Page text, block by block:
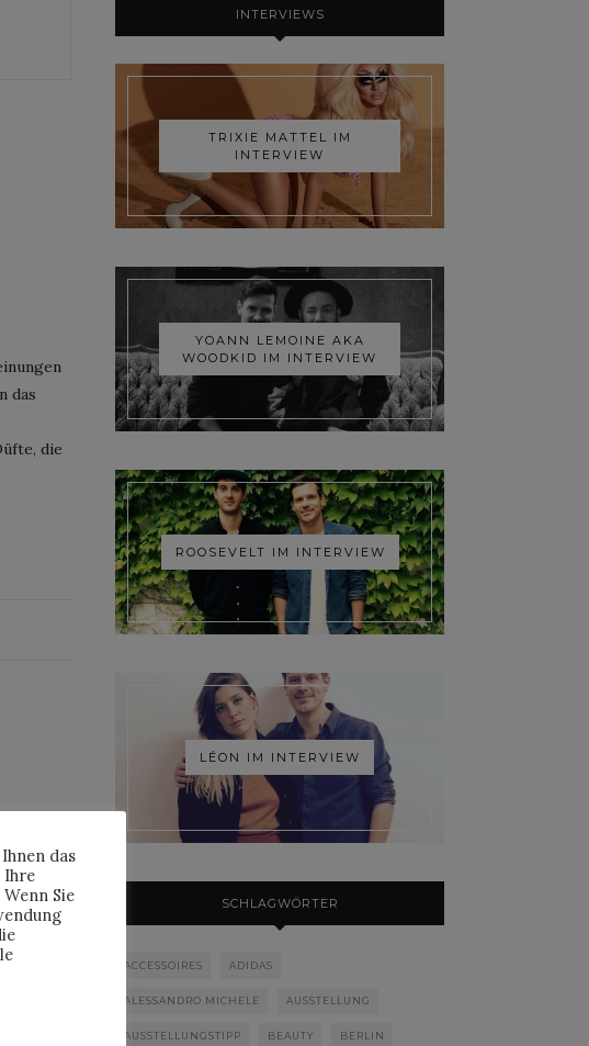
das
die
INTERVIEWS
TRIXIE MATTEL IM
INTERVIEW
YOANN LEMOINE AKA
WOODKID IM INTERVIEW
ROOSEVELT IM INTERVIEW
LÉON IM INTERVIEW
SCHLAGWÖRTER
ACCESSOIRES ADIDAS
ALESSANDRO MICHELE AUSSTELLUNG
AUSSTELLUNGSTIPP BEAUTY BERLIN
das
Ihre
Sie